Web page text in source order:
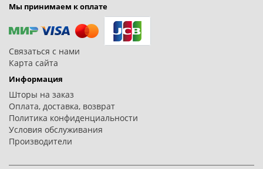
Мы принимаем к оплате
Связаться с нами
Карта сайта
Информация
Шторы на заказ
Оплата, доставка, возврат
Политика конфиденциальности
Условия обслуживания
Производители